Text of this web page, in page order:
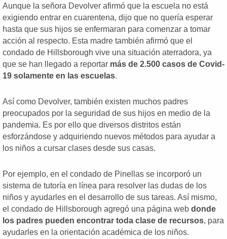
Aunque la señora Devolver afirmó que la escuela no está
exigiendo entrar en cuarentena, dijo que no quería esperar
hasta que sus hijos se enfermaran para comenzar a tomar
acción al respecto. Esta madre también afirmó que el
condado de Hillsborough vive una situación aterradora, ya
que se han llegado a reportar más de 2.500 casos de Covid-
19 solamente en las escuelas.
Así como Devolver, también existen muchos padres
preocupados por la seguridad de sus hijos en medio de la
pandemia. Es por ello que diversos distritos están
esforzándose y adquiriendo nuevos métodos para ayudar a
los niños a cursar clases desde sus casas.
Por ejemplo, en el condado de Pinellas se incorporó un
sistema de tutoría en línea para resolver las dudas de los
niños y ayudarles en el desarrollo de sus tareas. Así mismo,
el condado de Hillsborough agregó una página web donde
los padres pueden encontrar toda clase de recursos, para
ayudarles en la orientación académica de los niños.